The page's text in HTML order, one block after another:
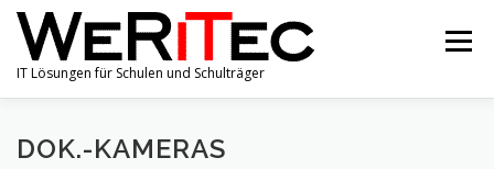
Zum
Inhalt
springen
IT Lösungen für Schulen und Schulträger
Menü
SHOP PORTFOLIO
DOK.-KAMERAS